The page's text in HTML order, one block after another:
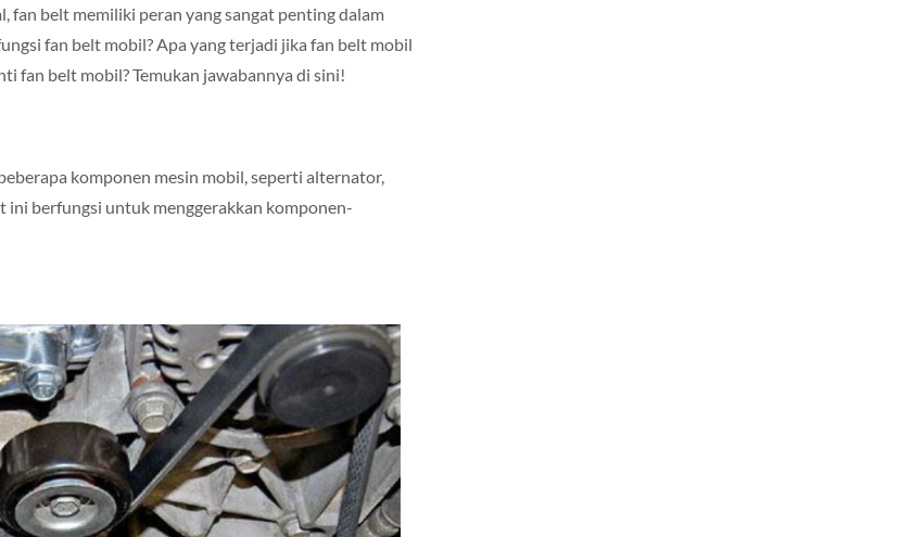
fan belt memiliki peran yang sangat penting dalam
fan belt mobil? Apa yang terjadi jika fan belt mobil
fan belt mobil? Temukan jawabannya di sini!
komponen mesin mobil, seperti alternator,
ini berfungsi untuk menggerakkan komponen-